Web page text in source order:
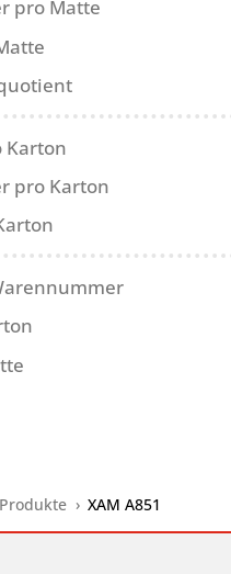
pro Matte
Karton
pro Karton
Produkte › XAM A851